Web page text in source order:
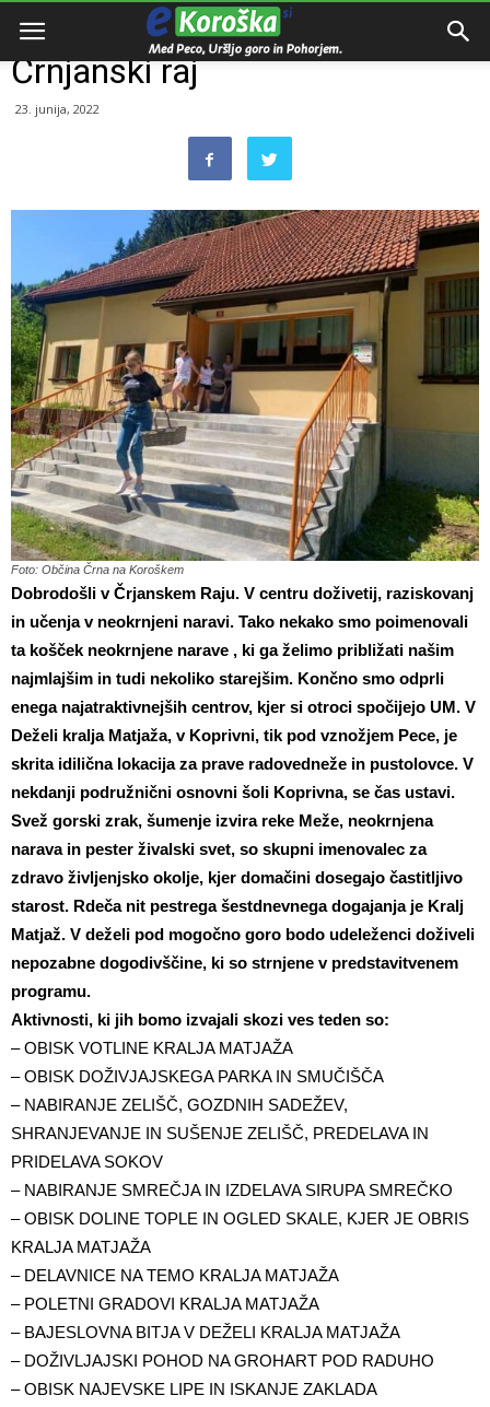
Domov
Črnjanski raj
23. junija, 2022
Foto: Občina Črna na Koroškem
Dobrodošli v Črjanskem Raju. V centru doživetij, raziskovanj
in učenja v neokrnjeni naravi. Tako nekako smo poimenovali
ta košček neokrnjene narave , ki ga želimo približati našim
najmlajšim in tudi nekoliko starejšim. Končno smo odprli
enega najatraktivnejših centrov, kjer si otroci spočijejo UM. V
Deželi kralja Matjaža, v Koprivni, tik pod vznožjem Pece, je
skrita idilična lokacija za prave radovedneže in pustolovce. V
nekdanji podružnični osnovni šoli Koprivna, se čas ustavi.
Svež gorski zrak, šumenje izvira reke Meže, neokrnjena
narava in pester živalski svet, so skupni imenovalec za
zdravo življenjsko okolje, kjer domačini dosegajo častitljivo
starost. Rdeča nit pestrega šestdnevnega dogajanja je Kralj
Matjaž. V deželi pod mogočno goro bodo udeleženci doživeli
nepozabne dogodivščine, ki so strnjene v predstavitvenem
programu.
Aktivnosti, ki jih bomo izvajali skozi ves teden so:
– OBISK VOTLINE KRALJA MATJAŽA
– OBISK DOŽIVJAJSKEGA PARKA IN SMUČIŠČA
– NABIRANJE ZELIŠČ, GOZDNIH SADEŽEV,
SHRANJEVANJE IN SUŠENJE ZELIŠČ, PREDELAVA IN
PRIDELAVA SOKOV
– NABIRANJE SMREČJA IN IZDELAVA SIRUPA SMREČKO
– OBISK DOLINE TOPLE IN OGLED SKALE, KJER JE OBRIS
KRALJA MATJAŽA
– DELAVNICE NA TEMO KRALJA MATJAŽA
– POLETNI GRADOVI KRALJA MATJAŽA
– BAJESLOVNA BITJA V DEŽELI KRALJA MATJAŽA
– DOŽIVLJAJSKI POHOD NA GROHART POD RADUHO
– OBISK NAJEVSKE LIPE IN ISKANJE ZAKLADA